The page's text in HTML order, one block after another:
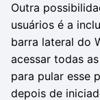
Outra
usuários é a
barra lateral do
acessar todas
para pular esse
depois de